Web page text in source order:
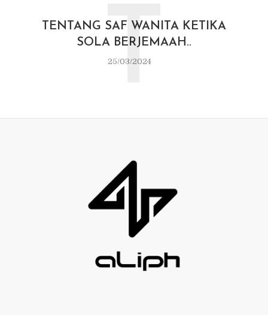
TENTANG SAF WANITA KETIKA
SOLA BERJEMAAH..
25/03/2024
T